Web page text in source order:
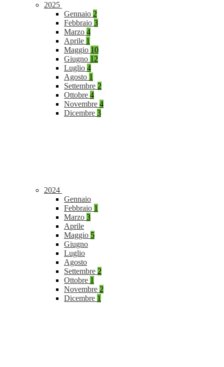
2025
Gennaio 2
Febbraio 3
Marzo 4
Aprile 1
Maggio 10
Giugno 12
Luglio 4
Agosto 1
Settembre 2
Ottobre 4
Novembre 4
Dicembre 3
2024
Gennaio
Febbraio 1
Marzo 3
Aprile
Maggio 5
Giugno
Luglio
Agosto
Settembre 2
Ottobre 1
Novembre 2
Dicembre 1